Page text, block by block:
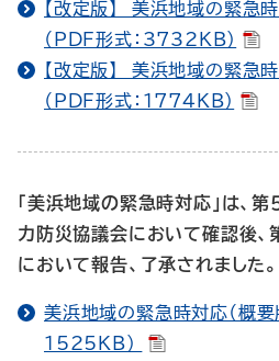
【改定版】 美浜地域の緊急時
（PDF形式：3732KB）
【改定版】 美浜地域の緊急時
（PDF形式：1774KB）
「美浜地域の緊急時対応」は、
力防災協議会において確認後
において報告、了承されました。
美浜地域の緊急時対応（概要
1525KB）